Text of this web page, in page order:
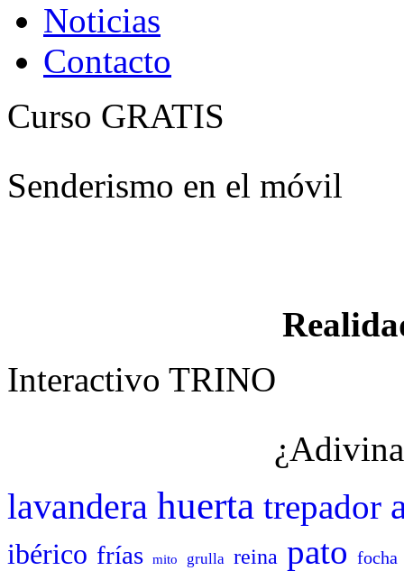
Noticias
Contacto
Curso GRATIS
Senderismo en el móvil
Interactivo TRINO
lavandera huerta trepador
ibérico frías mito grulla reina pato focha